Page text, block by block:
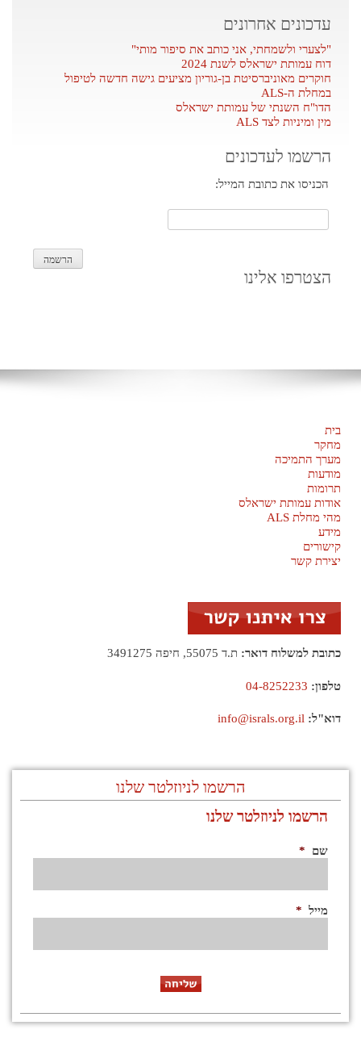
עדכונים אחרונים
"לצערי ולשמחתי, אני כותב את סיפור מותי"
דוח עמותת ישראלס לשנת 2024
חוקרים מאוניברסיטת בן-גוריון מציעים גישה חדשה לטיפול
במחלת ה-ALS
הדו"ח השנתי של עמותת ישראלס
מין ומיניות לצד ALS
הרשמו לעדכונים
הכניסו את כתובת המייל:
הצטרפו אלינו
בית
מחקר
מערך התמיכה
מודעות
תרומות
אודות עמותת ישראלס
מהי מחלת ALS
מידע
קישורים
יצירת קשר
כתובת למשלוח דואר: ת.ד 55075, חיפה 3491275
טלפון: 04-8252233
דוא"ל: info@israls.org.il
הרשמו לניוזלטר שלנו
הרשמו לניוזלטר שלנו
שם *
מייל *